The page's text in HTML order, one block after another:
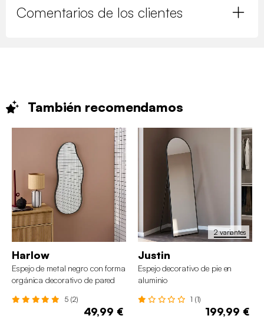
Comentarios de los clientes
También recomendamos
Harlow
Espejo de metal negro con forma
orgánica decorativo de pared
5 (2)
49,99 €
2 variantes
Justin
Espejo decorativo de pie en
aluminio
1 (1)
199,99 €